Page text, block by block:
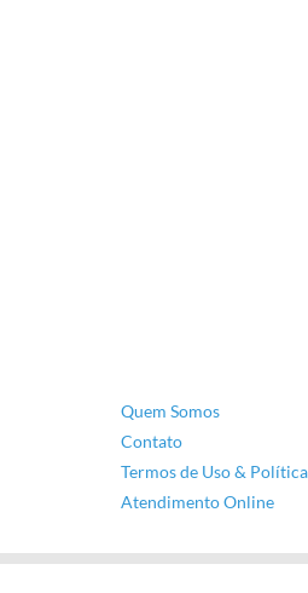
Quem Somos
Contato
Termos de Uso &
Atendimento Online